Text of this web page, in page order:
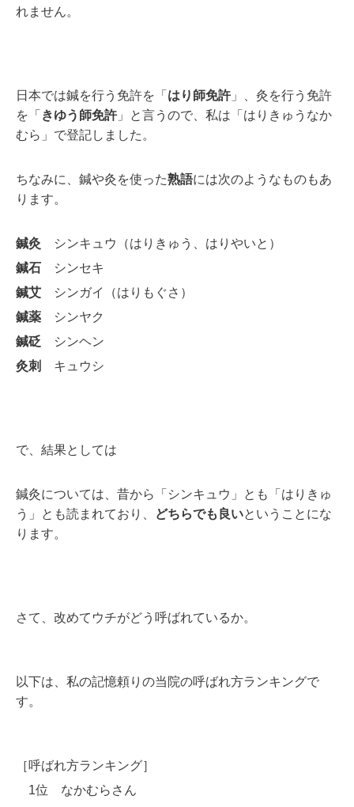
れません。
日本では鍼を行う免許を「 はり師免許」、灸を行う免許
を「 きゆう師免許」と言うので、私は「はりきゅうなか
むら」で登記しました。
ちなみに、鍼や灸を使った熟語には次のようなものもあ
ります。
鍼灸 シンキュウ（はりきゅう、はりやいと）
鍼石 シンセキ
鍼艾 シンガイ（はりもぐさ）
鍼薬 シンヤク
鍼砭 シンヘン
灸刺
キュウシ
で、結果としては
鍼灸については、昔から「シンキュウ」とも「はりきゅ
う」とも読まれており、
どちらでも良いということにな
ります。
さて、改めてウチがどう呼ばれているか。
以下は、私の記憶頼りの当院の呼ばれ方ランキングで
す。
［呼ばれ方ランキング］
1位 なかむらさん